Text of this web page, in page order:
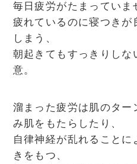
毎日疲労がたまっていま
疲れているのに寝つきが
しまう、
朝起きてもすっきりしな
意。
溜まった疲労は肌のター
み肌をもたらしたり、
自律神経が乱れること
きをもつ、